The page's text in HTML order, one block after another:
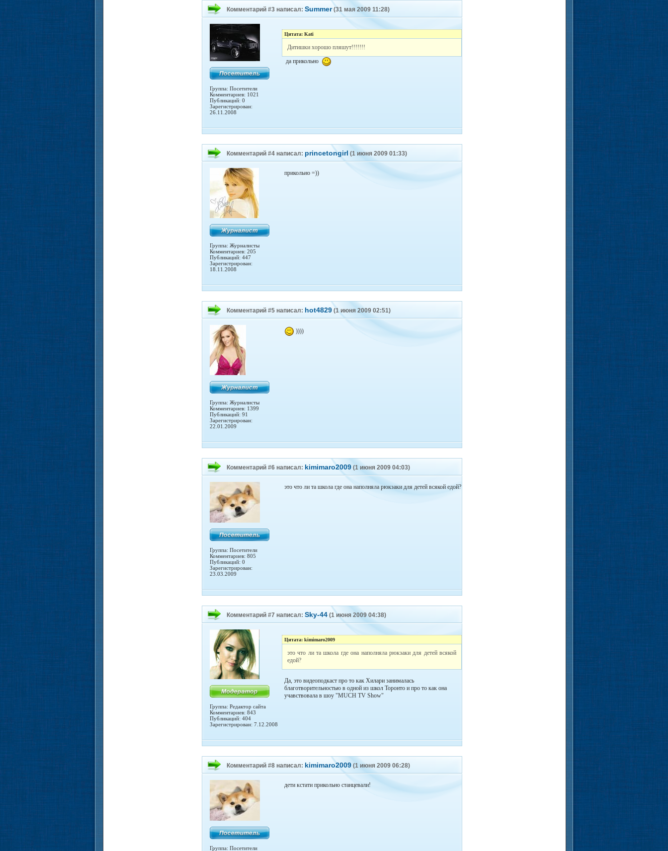
Комментарий #3 написал: Summer(31 мая 2009 11:28)
Группа: Посетители
Комментариев: 1021
Публикаций: 0
Зарегистрирован:
26.11.2008
Цитата: Kati
Дитишки хорошо пляшут!!!!!!!
да прикольно
Комментарий #4 написал: princetongirl (1 июня 2009 01:33)
Группа: Журналисты
Комментариев: 205
Публикаций: 447
Зарегистрирован:
18.11.2008
прикольно =))
Комментарий #5 написал: hot4829 (1 июня 2009 02:51)
Группа: Журналисты
Комментариев: 1399
Публикаций: 91
Зарегистрирован:
22.01.2009
))))
Комментарий #6 написал: kimimaro2009 (1 июня 2009 04:03)
Группа: Посетители
Комментариев: 805
Публикаций: 0
Зарегистрирован:
23.03.2009
это что ли та школа где она наполняла рюкзаки для детей всякой едой?
Комментарий #7 написал: Sky-44 (1 июня 2009 04:38)
Группа: Редактор сайта
Комментариев: 843
Публикаций: 404
Зарегистрирован: 7.12.2008
Цитата: kimimaro2009
это что ли та школа где она наполняла рюкзаки для детей всякой
едой?
Да, это видеоподкаст про то как Хилари занималась
благотворительностью в одной из школ Торонто и про то как она
учавствовала в шоу "MUCH TV Show"
Комментарий #8 написал: kimimaro2009 (1 июня 2009 06:28)
Группа: Посетители
дети кстати прикольно станцевали!